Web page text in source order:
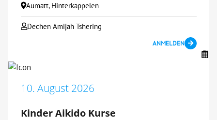
Aumatt, Hinterkappelen
Dechen Amijah Tshering
ANMELDEN
10. August 2026
Kinder Aikido Kurse